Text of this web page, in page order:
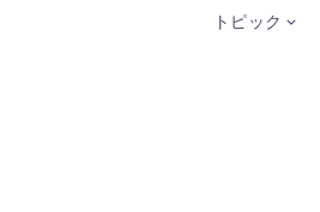
トピック